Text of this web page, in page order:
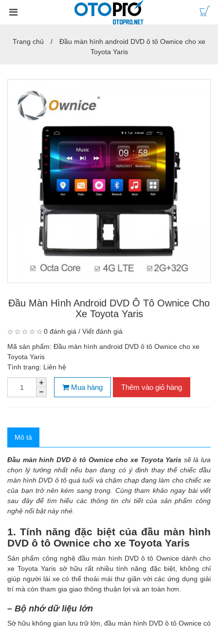
Trang chủ
Đầu màn hình android DVD ô tô Ownice cho xe
Toyota Yaris
Đầu Màn Hình Android DVD Ô Tô Ownice Cho
Xe Toyota Yaris
0 đánh giá / Viết đánh giá
Mã sản phẩm: Đầu màn hình android DVD ô tô Ownice cho xe
Toyota Yaris
Tình trạng: Liên hệ
Mua hàng Thêm vào giỏ hàng
Mô tả
Đầu màn hình DVD ô tô Ownice cho xe Toyota Yaris sẽ là lựa
chọn lý tưởng nhất nếu bạn đang có ý định thay thế chiếc đầu
màn hình DVD ô tô quá tuổi và chậm chạp đang làm cho chiếc xe
của bạn trở nên kém sang trọng. Cùng tham khảo ngay bài viết
sau đây để tìm hiểu các thông tin chi tiết của sản phẩm công
nghệ nổi bật này nhé.
1. Tính năng đặc biệt của đầu màn hình
DVD ô tô Ownice cho xe Toyota Yaris
Sản phẩm công nghệ đầu màn hình DVD ô tô Ownice dành cho
xe Toyota Yaris sở hữu rất nhiều tính năng đặc biệt, không chỉ
giúp người lái xe có thể thoải mái thư giãn với các ứng dụng giải
trí mà còn tham gia giao thông thuận lợi và an toàn hơn.
– Bộ nhớ dữ liệu lớn
Sở hữu không gian lưu trữ lớn, đầu màn hình DVD ô tô Ownice có